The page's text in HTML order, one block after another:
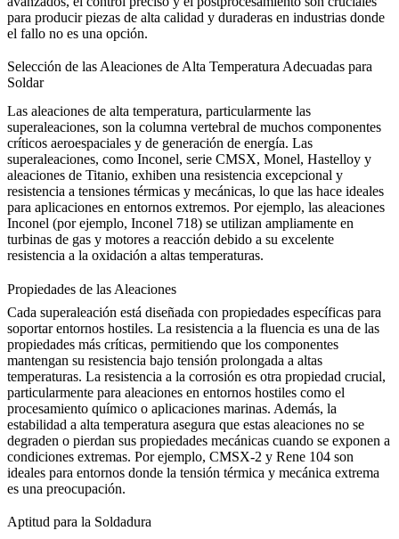
para producir piezas de alta calidad y duraderas en industrias donde
el fallo no es una opción.
Selección de las Aleaciones de Alta Temperatura Adecuadas para
Soldar
Las aleaciones de alta temperatura, particularmente las
superaleaciones, son la columna vertebral de muchos componentes
críticos aeroespaciales y de generación de energía. Las
superaleaciones, como Inconel, serie CMSX, Monel, Hastelloy y
aleaciones de Titanio, exhiben una resistencia excepcional y
resistencia a tensiones térmicas y mecánicas, lo que las hace ideales
para aplicaciones en entornos extremos. Por ejemplo, las aleaciones
Inconel (por ejemplo, Inconel 718) se utilizan ampliamente en
turbinas de gas y motores a reacción debido a su excelente
resistencia a la oxidación a altas temperaturas.
Propiedades de las Aleaciones
Cada superaleación está diseñada con propiedades específicas para
soportar entornos hostiles. La resistencia a la fluencia es una de las
propiedades más críticas, permitiendo que los componentes
mantengan su resistencia bajo tensión prolongada a altas
temperaturas. La resistencia a la corrosión es otra propiedad crucial,
particularmente para aleaciones en entornos hostiles como el
procesamiento químico o aplicaciones marinas. Además, la
estabilidad a alta temperatura asegura que estas aleaciones no se
degraden o pierdan sus propiedades mecánicas cuando se exponen a
condiciones extremas. Por ejemplo, CMSX-2 y Rene 104 son
ideales para entornos donde la tensión térmica y mecánica extrema
es una preocupación.
Aptitud para la Soldadura